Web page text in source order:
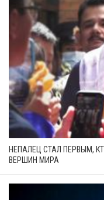
НЕПАЛЕЦ СТАЛ ПЕРВЫМ,
ВЕРШИН МИРА